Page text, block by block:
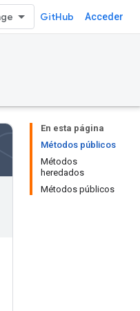
GitHub Acceder
En esta página
Métodos públicos
Métodos
heredados
Métodos públicos